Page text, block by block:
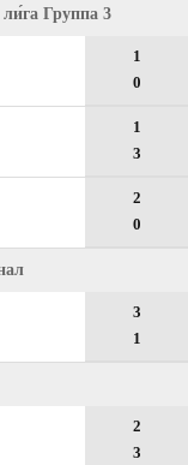
Группа 3
1
0
1
3
2
0
3
1
2
3